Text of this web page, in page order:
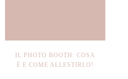
IL PHOTO BOOTH: COSA
È E COME ALLESTIRLO!